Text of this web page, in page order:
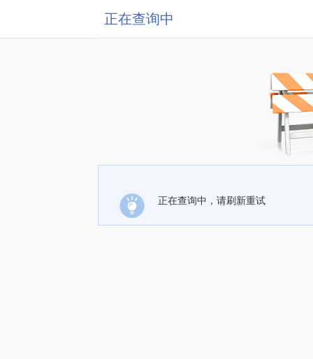
正在查询中
正在查询中，请刷新重试